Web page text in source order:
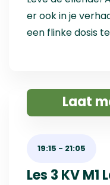
er ook in je
een flinke dosis
Laat
19:15 - 21:05
Les 3 KV